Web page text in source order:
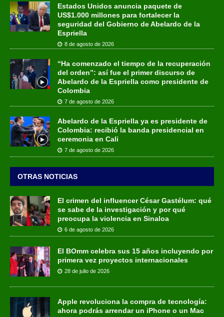
Estados Unidos anuncia paquete de
US$1.000 millones para fortalecer la
seguridad del Gobierno de Abelardo de la
Espriella
8 de agosto de 2026
“Ha comenzado el tiempo de la recuperación
del orden”: así fue el primer discurso de
Abelardo de la Espriella como presidente de
Colombia
7 de agosto de 2026
Abelardo de la Espriella ya es presidente de
Colombia: recibió la banda presidencial en
ceremonia en Cali
7 de agosto de 2026
OTRAS NOTICIAS
El crimen del influencer César Gastélum: qué
se sabe de la investigación y por qué
preocupa la violencia en Sinaloa
6 de agosto de 2026
El BOmm celebra sus 15 años incluyendo por
primera vez proyectos internacionales
28 de julio de 2026
Apple revoluciona la compra de tecnología:
ahora podrás arrendar un iPhone o un Mac